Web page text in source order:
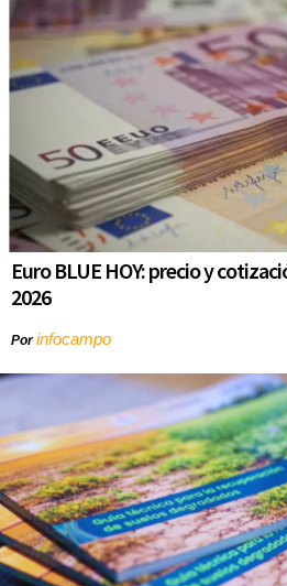
Euro BLUE HOY: precio y
2026
Porinfocampo